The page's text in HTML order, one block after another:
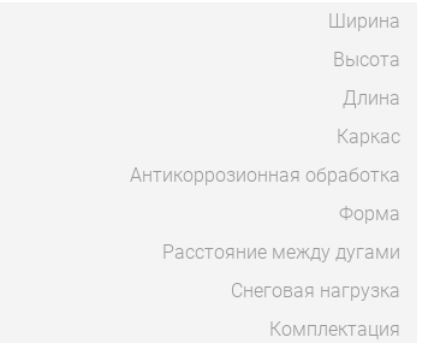
Ширина
Высота
Длина
Каркас
Антикоррозионная обработка
Форма
Расстояние между дугами
Снеговая нагрузка
Комплектация